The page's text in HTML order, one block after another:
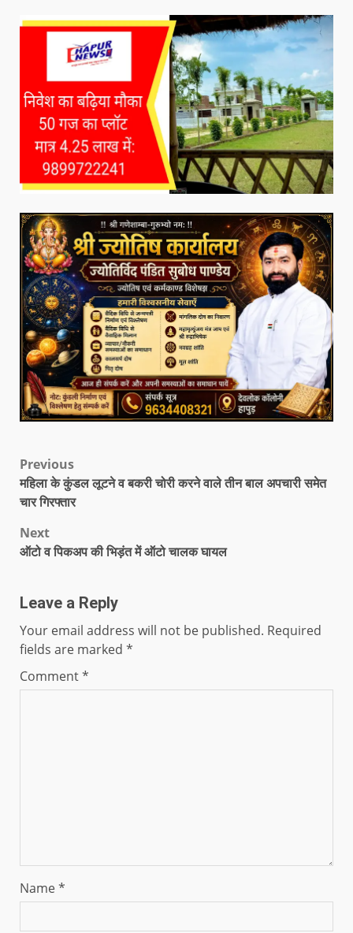
Previous
महिला के कुंडल लूटने व बकरी चोरी करने वाले तीन बाल अपचारी समेत
चार गिरफ्तार
Next
ऑटो व पिकअप की भिड़ंत में ऑटो चालक घायल
Leave a Reply
Your email address will not be published. Required
fields are marked *
Comment*
Name*